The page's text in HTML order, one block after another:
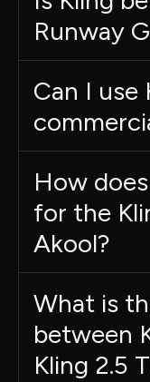
Runway
Can I use
How
for the
Akool?
What is
between
Kling 2.5